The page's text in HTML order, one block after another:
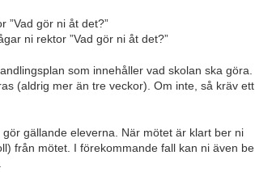
”Vad gör ni åt det?”
ni rektor ”Vad gör ni åt det?”
som innehåller vad skolan ska göra.
(aldrig mer än tre veckor). Om inte, så kräv ett
gällande eleverna. När mötet är klart ber ni
från mötet. I förekommande fall kan ni även be